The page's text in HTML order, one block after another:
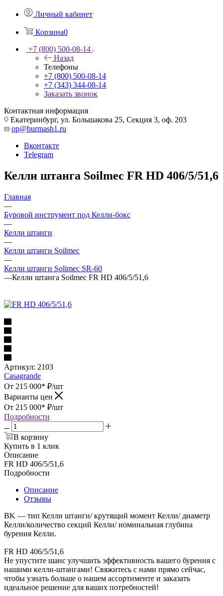
Личный кабинет
Корзина0
+7 (800) 500-08-14
Назад
Телефоны
+7 (800) 500-08-14
+7 (343) 344-08-14
Заказать звонок
Контактная информация
Екатеринбург, ул. Большакова 25, Секция 3, оф. 203
op@burmash1.ru
Вконтакте
Telegram
Келли штанга Soilmec FR HD 406/5/51,6
Главная
—
Буровой инструмент под Келли-бокс
—
Келли штанги
—
Келли штанги Soilmec
—
Келли штанги Solimec SR-60
—Келли штанга Soilmec FR HD 406/5/51,6
Артикул: 2103
Casagrande
От 215 000* ₽/шт
Варианты цен
От 215 000* ₽/шт
Подробности
В корзину
Купить в 1 клик
Описание
FR HD 406/5/51,6
Подробности
Описание
Отзывы
BK — тип Келли штанги/ крутящий момент Келли/ диаметр
Келли/количество секций Келли/ номинальная глубина
бурения Келли.
FR HD 406/5/51,6
Не упустите шанс улучшить эффективность вашего бурения с
нашими келли-штангами! Свяжитесь с нами прямо сейчас,
чтобы узнать больше о нашем ассортименте и заказать
идеальное решение для ваших потребностей!